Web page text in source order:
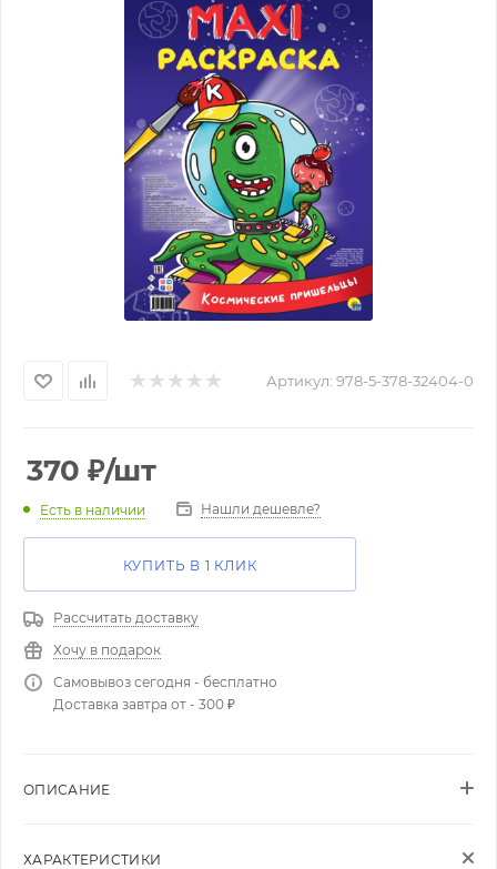
Артикул: 978-5-378-32404-0
370 ₽/шт
Есть в наличии Нашли дешевле?
КУПИТЬ В 1 КЛИК
Рассчитать доставку
Хочу в подарок
Самовывоз сегодня - бесплатно
Доставка завтра от - 300 ₽
ОПИСАНИЕ
ХАРАКТЕРИСТИКИ